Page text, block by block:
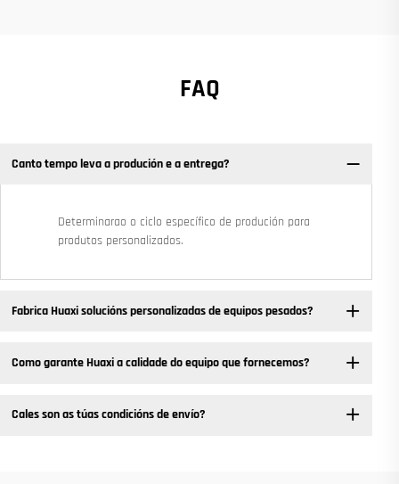
FAQ
Canto tempo leva a produción e a entrega?
Determinarao o ciclo específico de produción para
produtos personalizados.
Fabrica Huaxi solucións personalizadas de equipos pesados? ​
Como garante Huaxi a calidade do equipo que fornecemos?
Cales son as túas condicións de envío?